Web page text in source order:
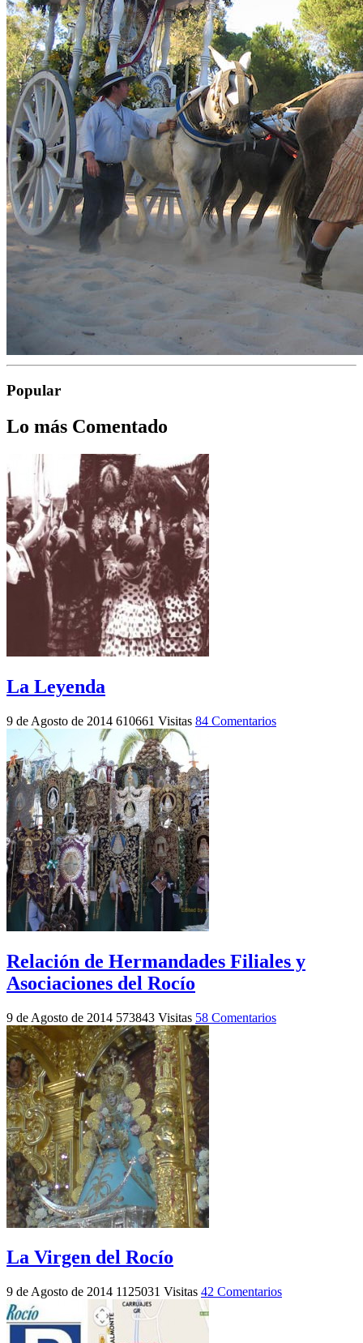
Popular
Lo más Comentado
La Leyenda
9 de Agosto de 2014 610661 Visitas 84 Comentarios
Relación de Hermandades Filiales y
Asociaciones del Rocío
9 de Agosto de 2014 573843 Visitas 58 Comentarios
La Virgen del Rocío
9 de Agosto de 2014 1125031 Visitas 42 Comentarios